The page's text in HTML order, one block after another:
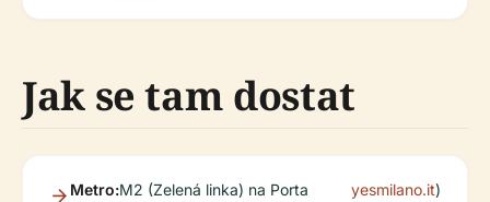
Jak se tam dostat
Metro:M2 (Zelená linka) na Porta
yesmilano.it)